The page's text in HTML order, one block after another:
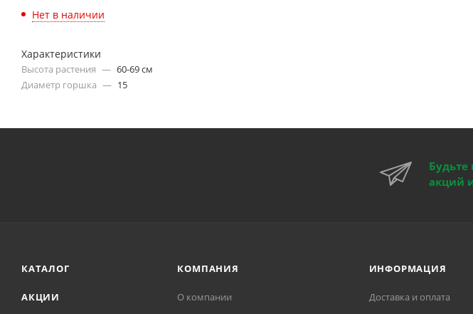
Нет в наличии
Характеристики
Высота растения — 60-69 см
Диаметр горшка — 15
акций
КАТАЛОГ
АКЦИИ
КОМПАНИЯ
О компании
ИНФОРМАЦИЯ
Доставка и оплата